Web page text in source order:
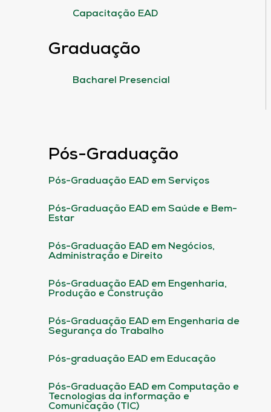
Capacitação EAD
Graduação
Bacharel Presencial
Pós-Graduação
Pós-Graduação EAD em Serviços
Pós-Graduação EAD em Saúde e Bem-
Estar
Pós-Graduação EAD em Negócios,
Administração e Direito
Pós-Graduação EAD em Engenharia,
Produção e Construção
Pós-Graduação EAD em Engenharia de
Segurança do Trabalho
Pós-graduação EAD em Educação
Pós-Graduação EAD em Computação e
Tecnologias da informação e
Comunicação (TIC)